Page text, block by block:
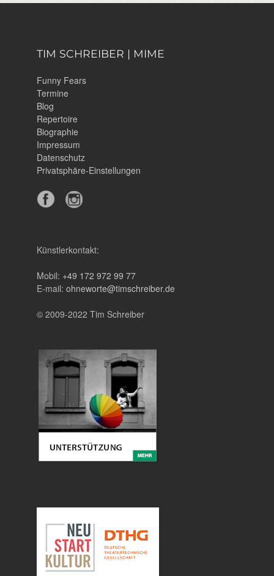
TIM SCHREIBER | MIME
Funny Fears
Termine
Blog
Repertoire
Biographie
Impressum
Datenschutz
Privatsphäre-Einstellungen
Künstlerkontakt:
Mobil: +49 172 972 99 77
E-mail: ohneworte@timschreiber.de
© 2009-2022 Tim Schreiber